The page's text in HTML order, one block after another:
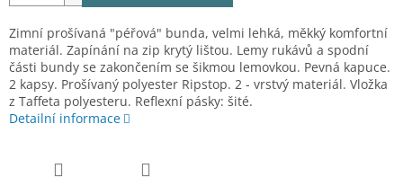
Zimní prošívaná "péřová" bunda, velmi lehká, měkký komfortní
materiál. Zapínání na zip krytý lištou. Lemy rukávů a spodní
části bundy se zakončením se šikmou lemovkou. Pevná kapuce.
2 kapsy. Prošívaný polyester Ripstop. 2 - vrstvý materiál. Vložka
z Taffeta polyesteru. Reflexní pásky: šité.
Detailní informace